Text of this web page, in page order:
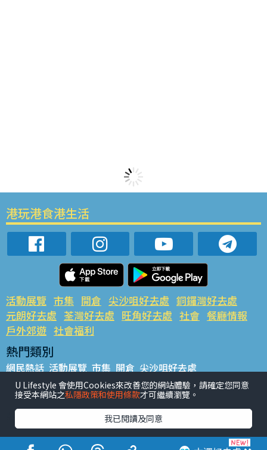
港玩港食港生活
活動展覽 市集 開倉 尖沙咀好去處 銅鑼灣好去處
元朗好去處 荃灣好去處 旺角好去處 社會 餐廳情報
戶外郊遊 社會福利
熱門類別
網民熱話 活動展覽 市集 開倉 尖沙咀好去處
銅鑼灣好去處 元朗好去處 荃灣好去處 旺角好去處 社會
餐廳情報 戶外郊遊
熱門標籤
#UGO搵好去處 #人氣活動推介 #美食社群熱話
U Lifestyle 會使用Cookies來改善您的網站體驗，請確定您同意
接受本網站之私隱政策和使用條款才可繼續瀏覽。
我已閱讀及同意